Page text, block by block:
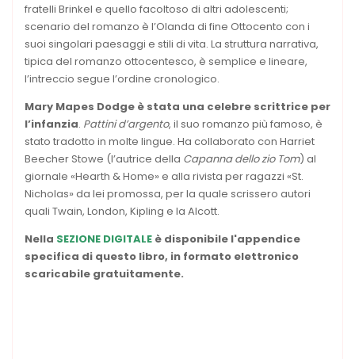
fratelli Brinkel e quello facoltoso di altri adolescenti;
scenario del romanzo è l’Olanda di fine Ottocento con i
suoi singolari paesaggi e stili di vita. La struttura narrativa,
tipica del romanzo ottocentesco, è semplice e lineare,
l’intreccio segue l’ordine cronologico.
Mary Mapes Dodge è stata una celebre scrittrice per
l’infanzia. Pattini d’argento, il suo romanzo più famoso, è
stato tradotto in molte lingue. Ha collaborato con Harriet
Beecher Stowe (l’autrice della Capanna dello zio Tom) al
giornale «Hearth & Home» e alla rivista per ragazzi «St.
Nicholas» da lei promossa, per la quale scrissero autori
quali Twain, London, Kipling e la Alcott.
Nella SEZIONE DIGITALE è disponibile l'appendice
specifica di questo libro, in formato elettronico
scaricabile gratuitamente.